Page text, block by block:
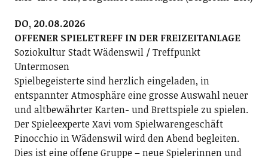
DO, 20.08.2026
OFFENER SPIELETREFF IN DER FREIZEITANLAGE
Soziokultur Stadt Wädenswil / Treffpunkt
Untermosen
Spielbegeisterte sind herzlich eingeladen, in
entspannter Atmosphäre eine grosse Auswahl neuer
und altbewährter Karten- und Brettspiele zu spielen.
Der Spieleexperte Xavi vom Spielwarengeschäft
Pinocchio in Wädenswil wird den Abend begleiten.
Dies ist eine offene Gruppe – neue Spielerinnen und